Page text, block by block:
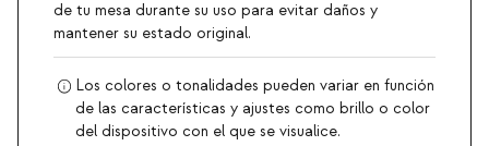
de tu mesa durante su uso para evitar daños y
mantener su estado original.
Los colores o tonalidades pueden variar en función
de las características y ajustes como brillo o color
del dispositivo con el que se visualice.